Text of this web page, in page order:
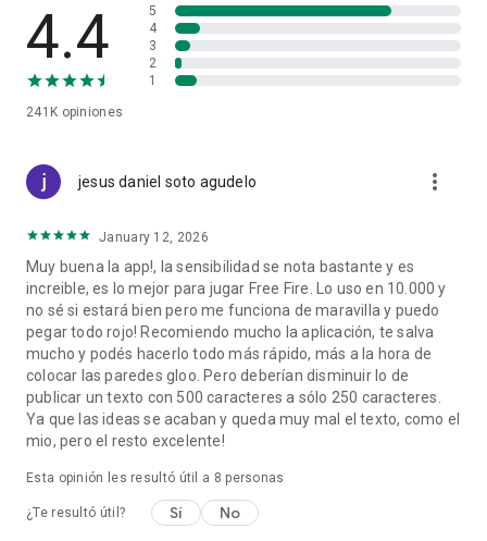
4.4
241K opiniones
5
4
3
2
1
jesus daniel soto agudelo more_vert
January 12, 2026
Muy buena la app!, la sensibilidad se nota bastante y es
increible, es lo mejor para jugar Free Fire. Lo uso en 10.000 y
no sé si estará bien pero me funciona de maravilla y puedo
pegar todo rojo! Recomiendo mucho la aplicación, te salva
mucho y podés hacerlo todo más rápido, más a la hora de
colocar las paredes gloo. Pero deberían disminuir lo de
publicar un texto con 500 caracteres a sólo 250 caracteres.
Ya que las ideas se acaban y queda muy mal el texto, como el
mio, pero el resto excelente!
Esta opinión les resultó útil a 8 personas
¿Te resultó útil? Sí No